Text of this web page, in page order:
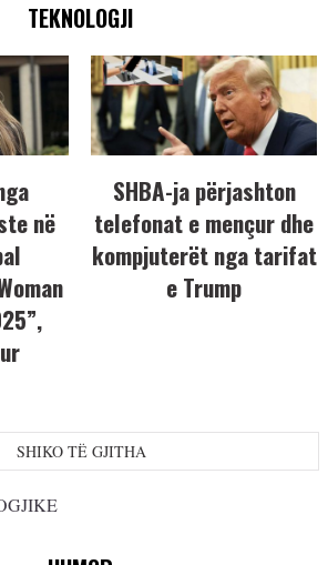
TEKNOLOGJI
në
SHBA-ja përjashton
telefonat e mençur dhe
kompjuterët nga tarifat
e Trump
SHIKO TË GJITHA